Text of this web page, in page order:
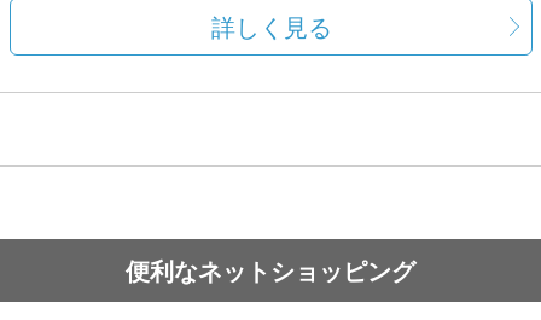
詳しく見る
便利なネットショッピング